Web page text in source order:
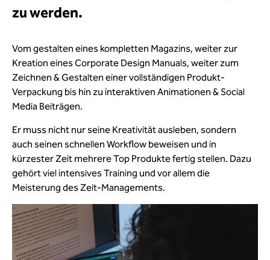
zu werden.
Vom gestalten eines kompletten Magazins, weiter zur
Kreation eines Corporate Design Manuals, weiter zum
Zeichnen & Gestalten einer vollständigen Produkt-
Verpackung bis hin zu interaktiven Animationen & Social
Media Beiträgen.
Er muss nicht nur seine Kreativität ausleben, sondern
auch seinen schnellen Workflow beweisen und in
kürzester Zeit mehrere Top Produkte fertig stellen. Dazu
gehört viel intensives Training und vor allem die
Meisterung des Zeit-Managements.